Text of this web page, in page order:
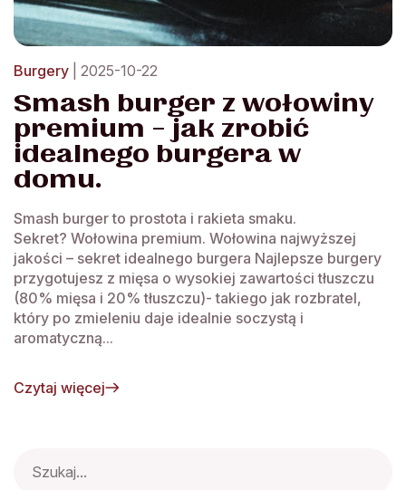
Burgery | 2025-10-22
Smash burger z wołowiny
premium – jak zrobić
idealnego burgera w
domu.
Smash burger to prostota i rakieta smaku.
Sekret? Wołowina premium. Wołowina najwyższej
jakości – sekret idealnego burgera Najlepsze burgery
przygotujesz z mięsa o wysokiej zawartości tłuszczu
(80% mięsa i 20% tłuszczu)- takiego jak rozbratel,
który po zmieleniu daje idealnie soczystą i
aromatyczną...
Czytaj więcej
for: